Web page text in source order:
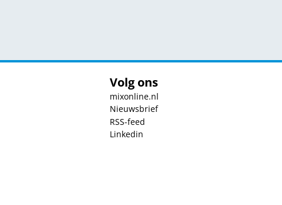
Volg ons
mixonline.nl
Nieuwsbrief
RSS-feed
Linkedin